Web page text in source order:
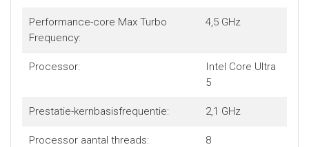
Performance-core Max Turbo
Frequency:
4,5 GHz
Processor:
Intel Core Ultra
5
Prestatie-kernbasisfrequentie: 2,1 GHz
Processor aantal threads: 8